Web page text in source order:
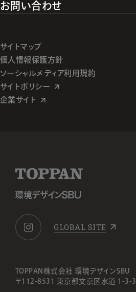
お問い合わせ
サイトマップ
個人情報保護方針
ソーシャルメディア利用規約
サイトポリシー
企業サイト
GLOBAL SITE
TOPPAN株式会社 環境デザインSBU
〒112-8531 東京都文京区水道 1-3-3